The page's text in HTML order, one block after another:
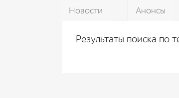
Новости Анонсы
Результаты поиска по